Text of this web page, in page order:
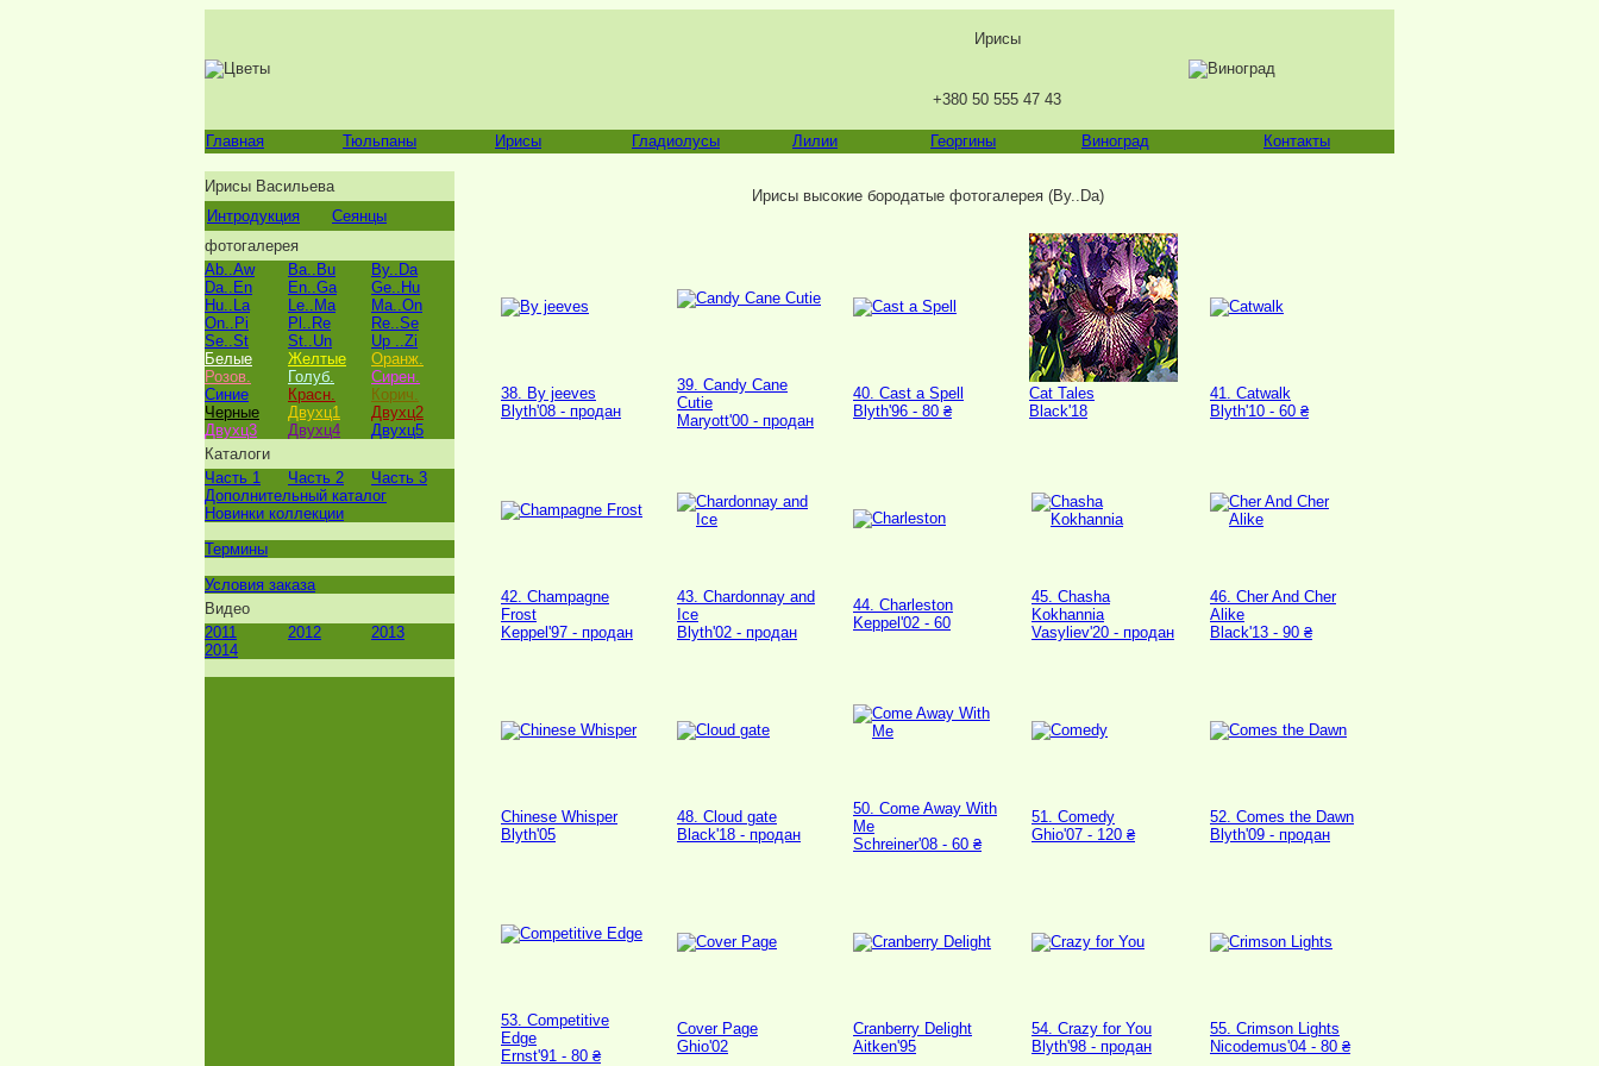
Ирисы
+380 50 555 47 43
Главная Тюльпаны Ирисы Гладиолусы Лилии Георгины Виноград Контакты
Ирисы Васильева
Интродукция
Сеянцы
фотогалерея
Ab..Aw
Ba..Bu
By..Da
Da..En
En..Ga
Ge..Hu
Hu..La
Le..Ma
Ma..On
On..Pi
Pl..Re
Re..Se
Se..St
St..Un
Up ..Zi
Белые
Желтые
Оранж.
Розов.
Голуб.
Сирен.
Синие
Красн.
Корич.
Черные
Двухц1
Двухц2
Двухц3
Двухц4
Двухц5
Каталоги
Часть 1
Часть 2
Часть 3
Дополнительный каталог
Новинки коллекции
Термины
Условия заказа
Видео
2011
2012
2013
2014
Ирисы высокие бородатые фотогалерея (By..Da)
38. By jeeves
Blyth'08 - продан
39. Candy Cane
Cutie
Maryott'00 - продан
40. Cast a Spell
Blyth'96 - 80 ₴
Cat Tales
Black'18
41. Catwalk
Blyth'10 - 60 ₴
42. Champagne
Frost
Keppel'97 - продан
43. Chardonnay and
Ice
Blyth'02 - продан
44. Charleston
Keppel'02 - 60
45. Chasha
Kokhannia
Vasyliev'20 - продан
46. Cher And Cher
Alike
Black'13 - 90 ₴
Chinese Whisper
Blyth'05
48. Cloud gate
Black'18 - продан
50. Come Away With
Me
Schreiner'08 - 60 ₴
51. Comedy
Ghio'07 - 120 ₴
52. Comes the Dawn
Blyth'09 - продан
53. Competitive
Edge
Ernst'91 - 80 ₴
Cover Page
Ghio'02
Cranberry Delight
Aitken'95
54. Crazy for You
Blyth'98 - продан
55. Crimson Lights
Nicodemus'04 - 80 ₴